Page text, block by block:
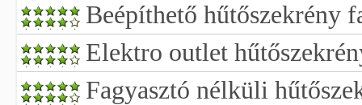
Beépíthető hűtőszekrény
Elektro outlet
Fagyasztó nélküli